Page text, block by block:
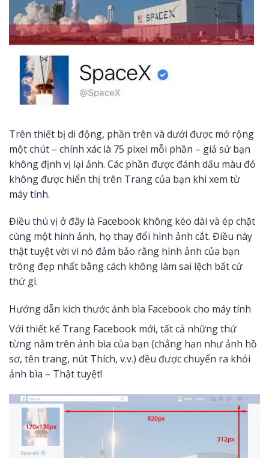
Trên thiết bị di động, phần trên và dưới được mở rộng
một chút – chính xác là 75 pixel mỗi phần – giả sử bạn
không định vị lại ảnh. Các phần được đánh dấu màu đỏ
không được hiển thị trên Trang của bạn khi xem từ
máy tính.
Điều thú vị ở đây là Facebook không kéo dài và ép chặt
cùng một hình ảnh, họ thay đổi hình ảnh cắt. Điều này
thật tuyệt vời vì nó đảm bảo rằng hình ảnh của bạn
trông đẹp nhất bằng cách không làm sai lệch bất cứ
thứ gì.
Hướng dẫn kích thước ảnh bìa Facebook cho máy tính
Với thiết kế Trang Facebook mới, tất cả những thứ
từng nằm trên ảnh bìa của bạn (chẳng hạn như ảnh hồ
sơ, tên trang, nút Thích, v.v.) đều được chuyển ra khỏi
ảnh bìa – Thật tuyệt!